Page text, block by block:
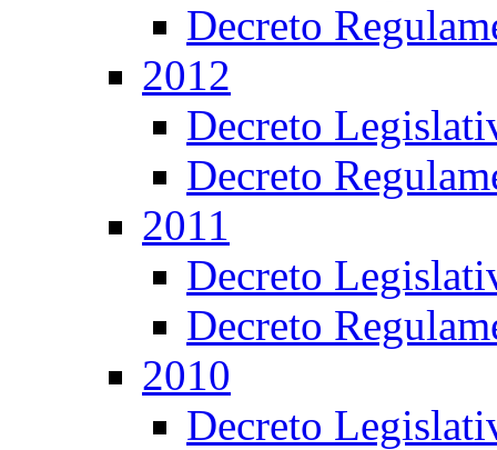
Decreto
2012
Decreto
Decreto
2011
Decreto
Decreto
2010
Decreto